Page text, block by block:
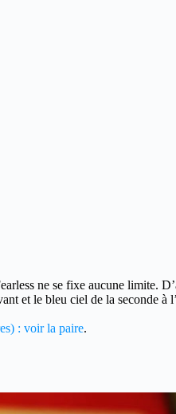
ne se fixe aucune limite.
et le bleu ciel de la seconde à
: voir la paire.